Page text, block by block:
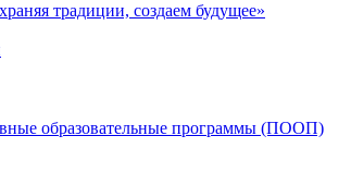
традиции, создаем будущее»
образовательные программы (ПООП)